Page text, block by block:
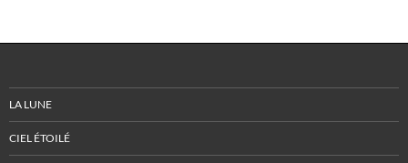
LA LUNE
CIEL ÉTOILÉ